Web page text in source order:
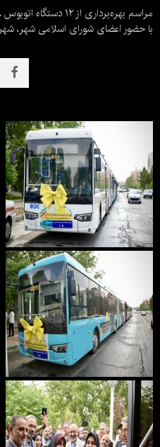
با حضور اعضای شورای اسلامی شهر،